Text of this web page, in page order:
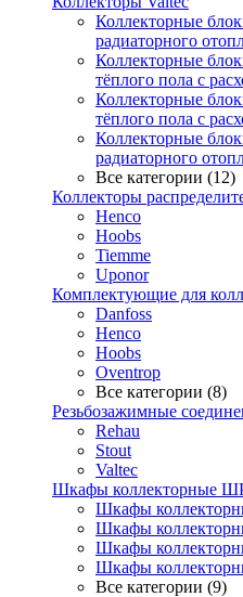
Коллекторные
радиаторного
Коллекторные
тёплого пола с
Коллекторные
тёплого пола с
Коллекторные
радиаторного
Все категории (12)
Коллекторы
Henco
Hoobs
Tiemme
Uponor
Комплектующие для
Danfoss
Henco
Hoobs
Oventrop
Все категории (8)
Резьбозажимные
Rehau
Stout
Valtec
Шкафы коллекторные
Шкафы
Шкафы
Шкафы
Шкафы
Все категории (9)